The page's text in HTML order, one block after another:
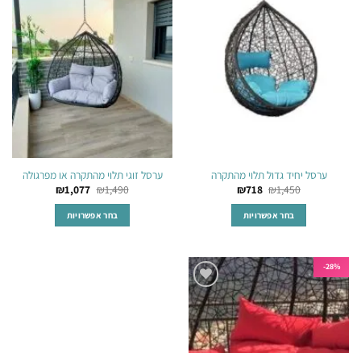
סוגים.
ניתן
לבחור
את
האפשרויות
בעמוד
המוצר
סוגים.
ניתן
לבחור
את
האפשרויות
בעמוד
המוצר
ערסל יחיד גדול תלוי מהתקרה
₪1,450
₪718
בחר אפשרויות
יש
מספר
סוגים.
ניתן
לבחור
לרשימת
המשאלות
ערסל זוגי תלוי מהתקרה או מפרגולה
₪1,490
₪1,077
בחר אפשרויות
28%-
הוסף
לרשימת
המשאלות